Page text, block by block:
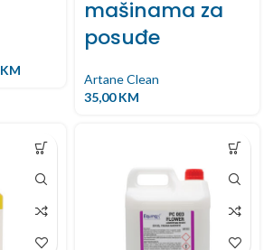
KM
mašinama za
posuđe
Artane Clean
35,00KM